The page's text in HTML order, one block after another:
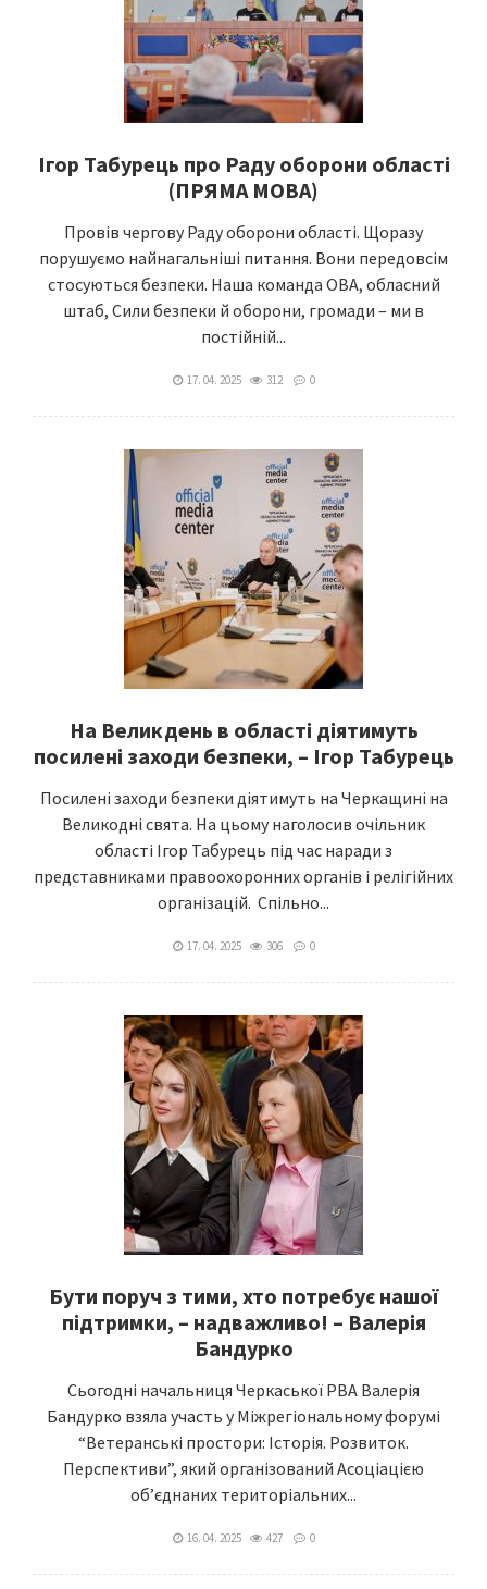
Ігор Табурець про Раду оборони області
(ПРЯМА МОВА)
Провів чергову Раду оборони області. Щоразу
порушуємо найнагальніші питання. Вони передовсім
стосуються безпеки. Наша команда ОВА, обласний
штаб, Сили безпеки й оборони, громади – ми в
постійній...
17. 04. 2025 312 0
На Великдень в області діятимуть
посилені заходи безпеки, – Ігор Табурець
Посилені заходи безпеки діятимуть на Черкащині на
Великодні свята. На цьому наголосив очільник
області Ігор Табурець під час наради з
представниками правоохоронних органів і релігійних
організацій. Спільно...
17. 04. 2025 306 0
Бути поруч з тими, хто потребує нашої
підтримки, – надважливо! – Валерія
Бандурко
Сьогодні начальниця Черкаської РВА Валерія
Бандурко взяла участь у Міжрегіональному форумі
“Ветеранські простори: Історія. Розвиток.
Перспективи”, який організований Асоціацією
об’єднаних територіальних...
16. 04. 2025 427 0